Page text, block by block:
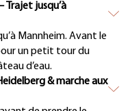
Trajet jusqu’à
Mannheim. Avant le
un petit tour du
d’eau.
& marche aux